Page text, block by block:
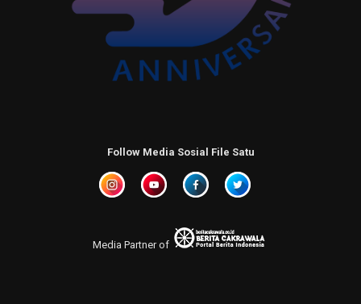
Follow Media Sosial File Satu
Media Partner of